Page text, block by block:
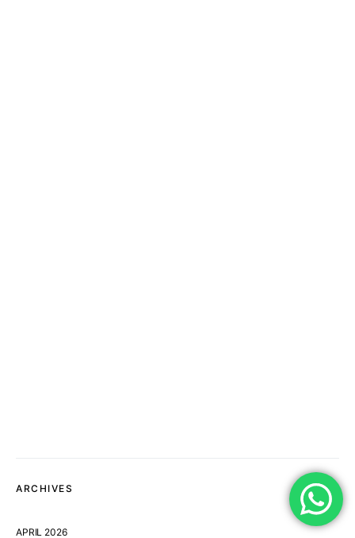
ARCHIVES
APRIL 2026